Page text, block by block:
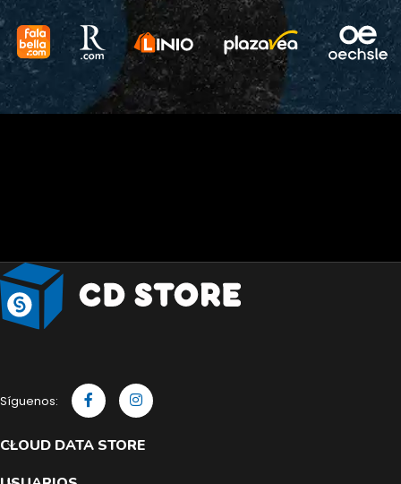
Síguenos:
CLOUD DATA STORE